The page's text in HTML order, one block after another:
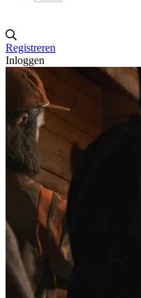
Registreren
Inloggen